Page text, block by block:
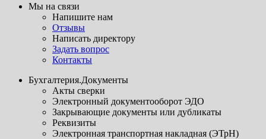
Мы на связи
Напишите нам
Отзывы
Написать директору
Задать вопрос
Контакты
Бухгалтерия.Документы
Акты сверки
Электронный документооборот ЭДО
Закрывающие документы или дубликаты
Реквизиты
Электронная транспортная накладная (ЭТрН)